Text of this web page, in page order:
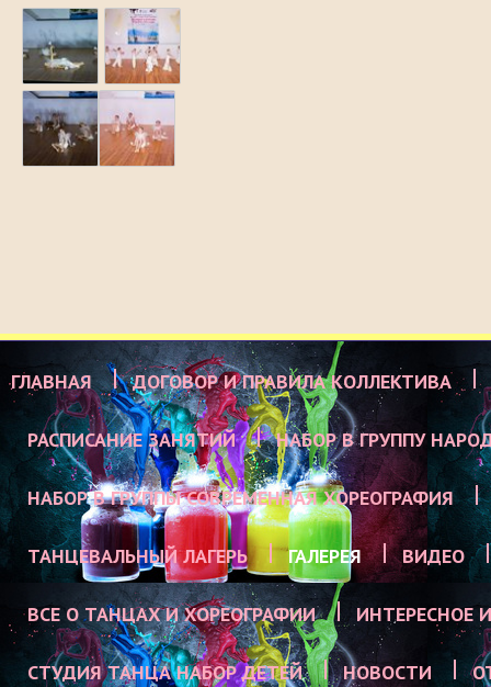
ГЛАВНАЯ ДОГОВОР И ПРАВИЛА КОЛЛЕКТИВА
РАСПИСАНИЕ ЗАНЯТИЙ НАБОР В ГРУППУ
НАБОР В ГРУППЫ СОВРЕМЕННАЯ ХОРЕОГРАФИЯ
ТАНЦЕВАЛЬНЫЙ ЛАГЕРЬ ГАЛЕРЕЯ ВИДЕО
ВСЕ О ТАНЦАХ И ХОРЕОГРАФИИ ИНТЕРЕСНОЕ
СТУДИЯ ТАНЦА НАБОР ДЕТЕЙ НОВОСТИ